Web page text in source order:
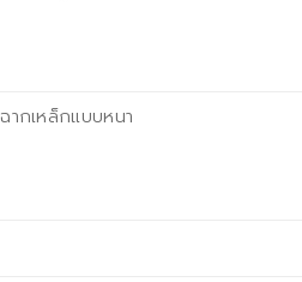
ฉากเหล็กแบบหนา